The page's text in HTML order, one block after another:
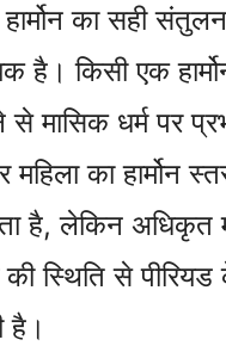
का सही
है। किसी एक
मासिक धर्म पर
का हार्मोन
है, लेकिन अधिकृत
की स्थिति से
है।